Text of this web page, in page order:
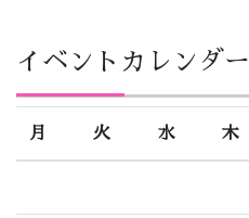
イベントカレンダー
月 火 水 木